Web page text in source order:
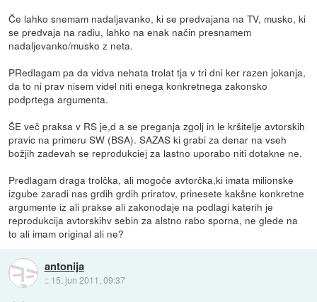
Če lahko snemam nadaljavanko, ki se predvajana na TV, musko, ki
se predvaja na radiu, lahko na enak način presnamem
nadaljevanko/musko z neta.
PRedlagam pa da vidva nehata trolat tja v tri dni ker razen jokanja,
da to ni prav nisem videl niti enega konkretnega zakonsko
podprtega argumenta.
ŠE več praksa v RS je,d a se preganja zgolj in le kršitelje avtorskih
pravic na primeru SW (BSA). SAZAS ki grabi za denar na vseh
božjih zadevah se reprodukciej za lastno uporabo niti dotakne ne.
Predlagam draga trolčka, ali mogoče avtorčka,ki imata milionske
izgube zaradi nas grdih grdih priratov, prinesete kakšne konkretne
argumente iz ali prakse ali zakonodaje na podlagi katerih je
reprodukcija avtorskihv sebin za alstno rabo sporna, ne glede na
to ali imam original ali ne?
antonija
:: 15. jun 2011, 09:37